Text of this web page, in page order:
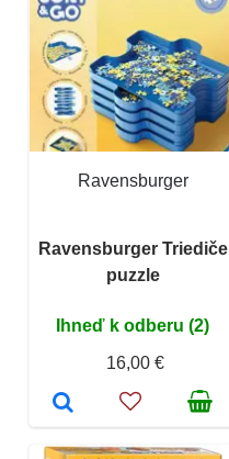
Ravensburger
Ravensburger Triediče
puzzle
Ihneď k odberu (2)
16,00 €